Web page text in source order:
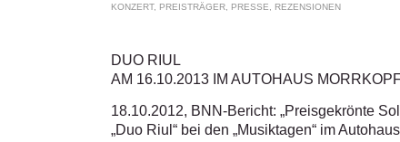
KONZERT, PREISTRÄGER PRESSE REZENSIONEN
DUO RIUL
AM 16.10.2013 IM AUTOHAUS
18.10.2012, BNN-Bericht: „Preisgekrönte
„Duo Riul“ bei den „Musiktagen“ im Autohaus